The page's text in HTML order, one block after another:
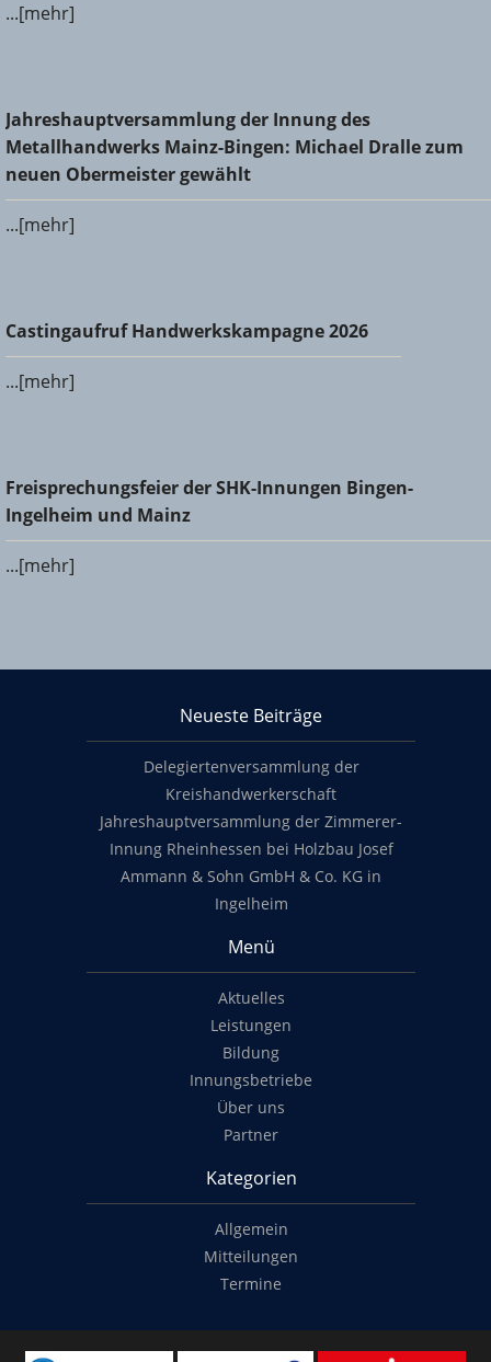
...[mehr]
Jahreshauptversammlung der Innung des
Metallhandwerks Mainz-Bingen: Michael Dralle zum neuen
Obermeister gewählt
Jahreshauptversammlung der Innung des
Metallhandwerks Mainz-Bingen: Michael Dralle zum
neuen Obermeister gewählt
...[mehr]
Castingaufruf Handwerkskampagne 2026
Castingaufruf Handwerkskampagne 2026
...[mehr]
Freisprechungsfeier der SHK-Innungen Bingen-Ingelheim
und Mainz
Freisprechungsfeier der SHK-Innungen Bingen-
Ingelheim und Mainz
...[mehr]
Neueste Beiträge
Delegiertenversammlung der
Kreishandwerkerschaft
Jahreshauptversammlung der Zimmerer-
Innung Rheinhessen bei Holzbau Josef
Ammann & Sohn GmbH & Co. KG in
Ingelheim
Menü
Aktuelles
Leistungen
Bildung
Innungsbetriebe
Über uns
Partner
Kategorien
Allgemein
Mitteilungen
Termine